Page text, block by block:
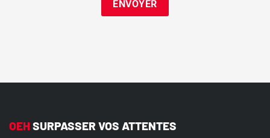
OEH SURPASSER VOS ATTENTES